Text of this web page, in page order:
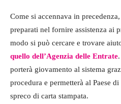
Come si accennava in
preparati nel fornire assistenza ai
modo si può cercare e trovare
quello dell’Agenzia delle Entrate
porterà giovamento al sistema
procedura e permetterà al Paese
spreco di carta stampata.